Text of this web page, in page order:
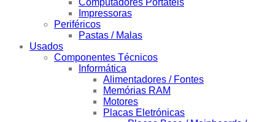
Computadores Portáteis
Impressoras
Periféricos
Pastas / Malas
Usados
Componentes Técnicos
Informática
Alimentadores / Fontes
Memórias RAM
Motores
Placas Eletrónicas